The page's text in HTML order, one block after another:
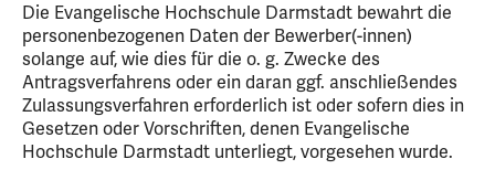
Die Evangelische Hochschule Darmstadt bewahrt die
personenbezogenen Daten der Bewerber(-innen)
solange auf, wie dies für die o. g. Zwecke des
Antragsverfahrens oder ein daran ggf. anschließendes
Zulassungsverfahren erforderlich ist oder sofern dies in
Gesetzen oder Vorschriften, denen Evangelische
Hochschule Darmstadt unterliegt, vorgesehen wurde.